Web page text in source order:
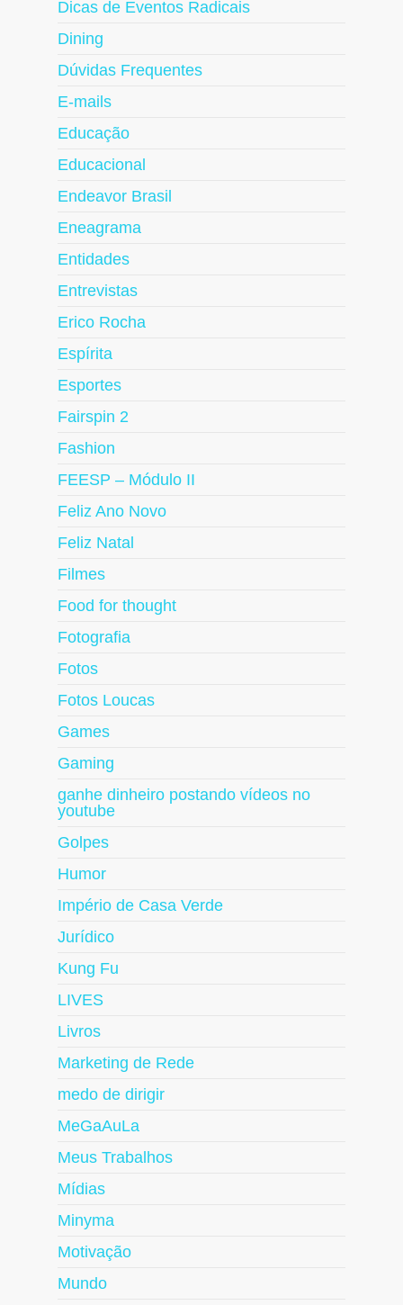
Dicas de Eventos Radicais
Dining
Dúvidas Frequentes
E-mails
Educação
Educacional
Endeavor Brasil
Eneagrama
Entidades
Entrevistas
Erico Rocha
Espírita
Esportes
Fairspin 2
Fashion
FEESP – Módulo II
Feliz Ano Novo
Feliz Natal
Filmes
Food for thought
Fotografia
Fotos
Fotos Loucas
Games
Gaming
ganhe dinheiro postando vídeos no
youtube
Golpes
Humor
Império de Casa Verde
Jurídico
Kung Fu
LIVES
Livros
Marketing de Rede
medo de dirigir
MeGaAuLa
Meus Trabalhos
Mídias
Minyma
Motivação
Mundo